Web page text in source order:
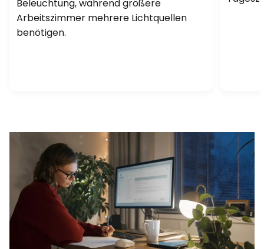
Beleuchtung, während größere
Arbeitszimmer mehrere Lichtquellen
benötigen.